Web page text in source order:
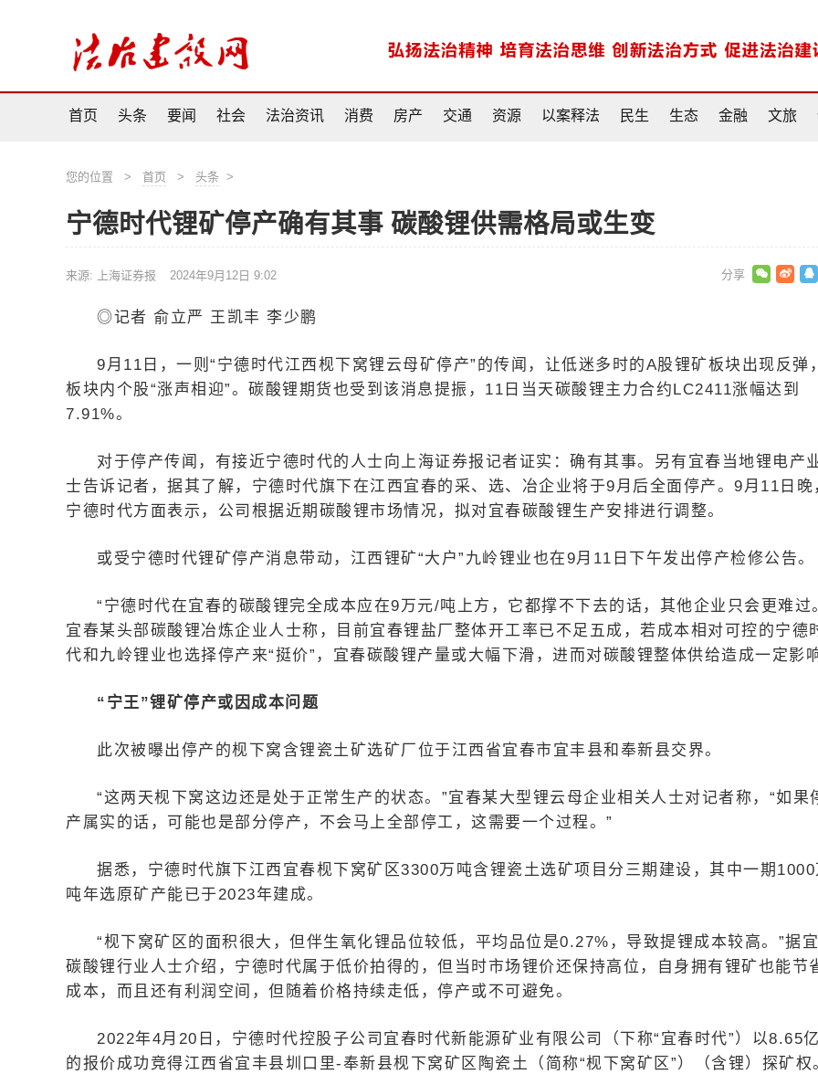
首页 头条 要闻 社会 法治资讯 消费 房产 交通 资源 以案释法 民生 生态 金融 文旅
您的位置 > 首页 > 头条 >
宁德时代锂矿停产确有其事 碳酸锂供需格局或生变
来源: 上海证券报 2024年9月12日 9:02
◎记者 俞立严 王凯丰 李少鹏
9月11日，一则“宁德时代江西枧下窝锂云母矿停产”的传闻，让低迷多时的A股锂矿板块出现反弹，
板块内个股“涨声相迎”。碳酸锂期货也受到该消息提振，11日当天碳酸锂主力合约LC2411涨幅达到
7.91%。
对于停产传闻，有接近宁德时代的人士向上海证券报记者证实：确有其事。另有宜春当地锂电产
士告诉记者，据其了解，宁德时代旗下在江西宜春的采、选、冶企业将于9月后全面停产。9月11日晚
宁德时代方面表示，公司根据近期碳酸锂市场情况，拟对宜春碳酸锂生产安排进行调整。
或受宁德时代锂矿停产消息带动，江西锂矿“大户”九岭锂业也在9月11日下午发出停产检修公告。
“宁德时代在宜春的碳酸锂完全成本应在9万元/吨上方，它都撑不下去的话，其他企业只会更难过
宜春某头部碳酸锂冶炼企业人士称，目前宜春锂盐厂整体开工率已不足五成，若成本相对可控的宁德
代和九岭锂业也选择停产来“挺价”，宜春碳酸锂产量或大幅下滑，进而对碳酸锂整体供给造成一定影响
“宁王”锂矿停产或因成本问题
此次被曝出停产的枧下窝含锂瓷土矿选矿厂位于江西省宜春市宜丰县和奉新县交界。
“这两天枧下窝这边还是处于正常生产的状态。”宜春某大型锂云母企业相关人士对记者称，“如果
产属实的话，可能也是部分停产，不会马上全部停工，这需要一个过程。”
据悉，宁德时代旗下江西宜春枧下窝矿区3300万吨含锂瓷土选矿项目分三期建设，其中一期1000
吨年选原矿产能已于2023年建成。
“枧下窝矿区的面积很大，但伴生氧化锂品位较低，平均品位是0.27%，导致提锂成本较高。”据
碳酸锂行业人士介绍，宁德时代属于低价拍得的，但当时市场锂价还保持高位，自身拥有锂矿也能节
成本，而且还有利润空间，但随着价格持续走低，停产或不可避免。
2022年4月20日，宁德时代控股子公司宜春时代新能源矿业有限公司（下称“宜春时代”）以8.65
的报价成功竞得江西省宜丰县圳口里-奉新县枧下窝矿区陶瓷土（简称“枧下窝矿区”）（含锂）探矿权